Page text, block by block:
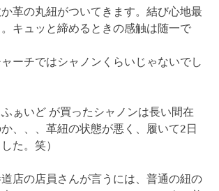
革の丸紐がついてきます。結び心地最
キュッと締めるときの感触は随一で
ーチではシャノンくらいじゃないでし
ふぁいど が買ったシャノンは長い間在
、、、革紐の状態が悪く、履いて2日
た。笑）
店の店員さんが言うには、普通の紐の